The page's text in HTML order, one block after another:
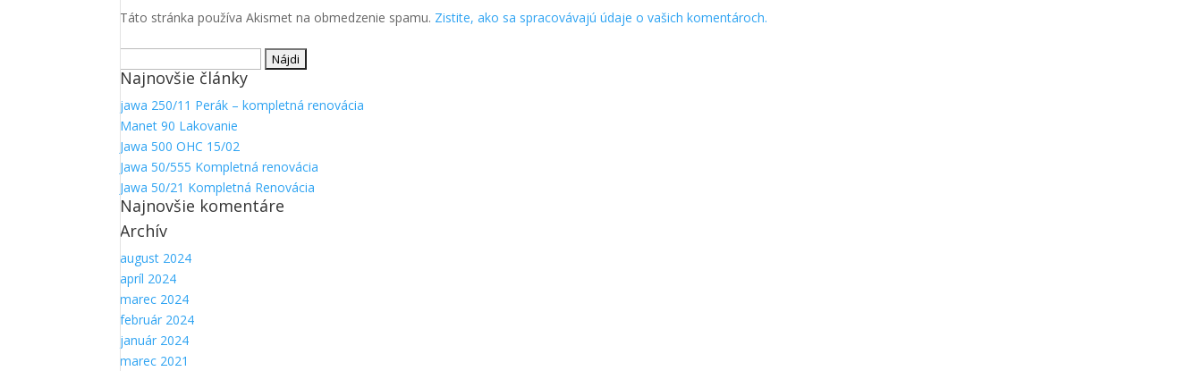
Táto stránka používa Akismet na obmedzenie spamu. Zistite, ako sa spracovávajú údaje o vašich komentároch.
Najnovšie články
jawa 250/11 Perák – kompletná renovácia
Manet 90 Lakovanie
Jawa 500 OHC 15/02
Jawa 50/555 Kompletná renovácia
Jawa 50/21 Kompletná Renovácia
Najnovšie komentáre
Archív
august 2024
apríl 2024
marec 2024
február 2024
január 2024
marec 2021